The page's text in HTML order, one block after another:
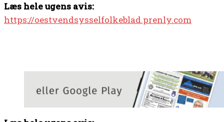
Læs hele ugens avis:
https://oestvendsysselfolkeblad.prenly.com